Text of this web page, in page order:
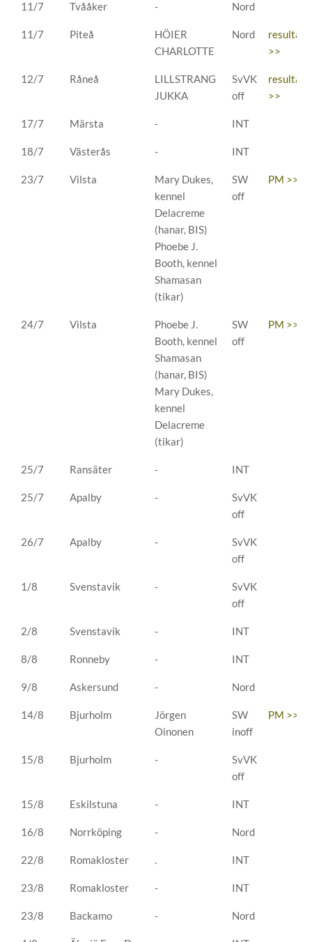
11/7 Tvååker - Nord
11/7 Piteå
HÖIER
CHARLOTTE
Nord
resultat
>>
12/7 Råneå
LILLSTRANG
JUKKA
SvVK
off
resultat
>>
17/7 Märsta - INT
18/7 Västerås - INT
23/7 Vilsta
Mary Dukes,
kennel
Delacreme
(hanar, BIS)
Phoebe J.
Booth, kennel
Shamasan
(tikar)
SW
off
PM >>
24/7 Vilsta
Phoebe J.
Booth, kennel
Shamasan
(hanar, BIS)
Mary Dukes,
kennel
Delacreme
(tikar)
SW
off
PM >>
25/7 Ransäter - INT
25/7 Apalby -
SvVK
off
26/7 Apalby -
SvVK
off
1/8 Svenstavik -
SvVK
off
2/8 Svenstavik - INT
8/8 Ronneby - INT
9/8 Askersund - Nord
14/8 Bjurholm
Jörgen
Oinonen
SW
inoff
PM >>
15/8 Bjurholm -
SvVK
off
15/8 Eskilstuna - INT
16/8 Norrköping - Nord
22/8 Romakloster INT
23/8 Romakloster - INT
23/8 Backamo - Nord